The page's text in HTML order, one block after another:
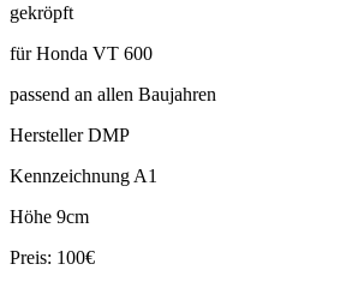
gekröpft
für Honda VT 600
passend an allen Baujahren
Hersteller DMP
Kennzeichnung A1
Höhe 9cm
Preis: 100€